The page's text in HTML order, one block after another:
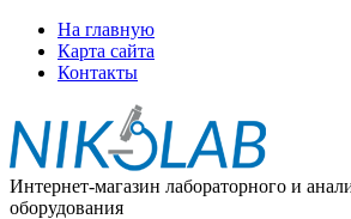
На главную
Карта сайта
Контакты
Интернет-магазин лабораторного и
оборудования